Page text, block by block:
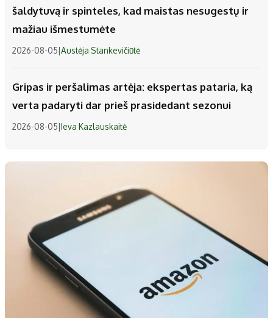
šaldytuvą ir spinteles, kad maistas nesugestų ir
mažiau išmestumėte
2026-08-05|Austėja Stankevičiūtė
Gripas ir peršalimas artėja: ekspertas pataria, ką
verta padaryti dar prieš prasidedant sezonui
2026-08-05|Ieva Kazlauskaitė